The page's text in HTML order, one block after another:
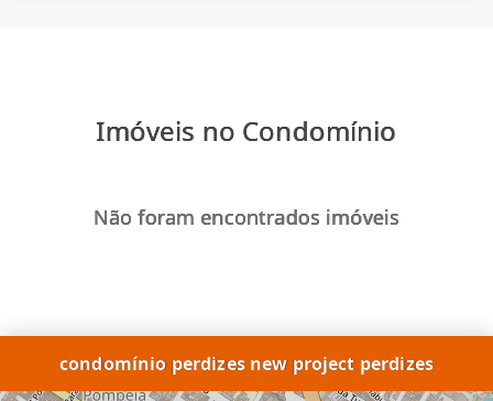
Imóveis no Condomínio
Não foram encontrados imóveis
condomínio perdizes new project perdizes